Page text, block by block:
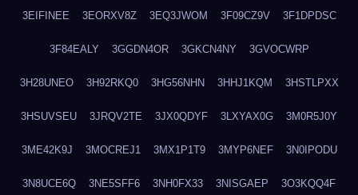
3EIFINEE 3EORXV8Z 3EQ3JWOM 3F09CZ9V 3F1DPDSC
3F84EALY 3GGDN4OR 3GKCN4NY 3GVOCWRP
3H28UNEO 3H92RKQ0 3HG56NHN 3HHJ1KQM 3HSTLPXX
3HSUVSEU 3JRQV2TE 3JX0QDYF 3LXYAX0G 3M0R5J0Y
3ME42K9J 3MOCREJ1 3MX1P1T9 3MYP6NEF 3N0IPODU
3N8UCE6Q 3NE5SFF6 3NH0FX33 3NISGAEP 3O3KQQ4F